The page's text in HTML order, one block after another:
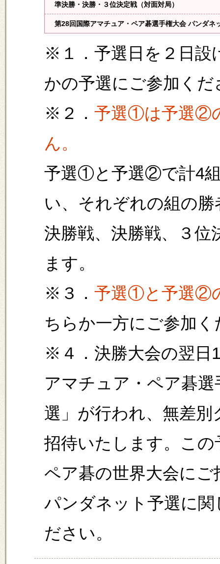
準決勝・決勝・３位決定戦（対面対局）
第28回国際アマチュア・ペア碁選手権大会 パンダネ
※１．予選日を２日設
かの予選にご参加くだ
※２． 予選①は予選②
ん。
予選①と予選②で計4
い、それぞれの組の
決勝戦、決勝戦、３位
ます。
※３． 予選①と予選②
ちらか一方にご参加く
※４．決勝大会の翌日
アマチュア・ペア碁
選」が行われ、無差
招待いたします。こ
ペア碁の世界大会にご
パンダネット予選に関
ださい。